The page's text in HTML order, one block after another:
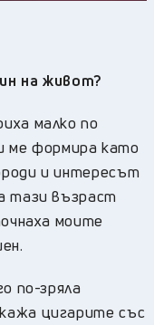
на живот?
малко по
ме формира като
и интересът
тази възраст
моите
по-зряла
цигарите със